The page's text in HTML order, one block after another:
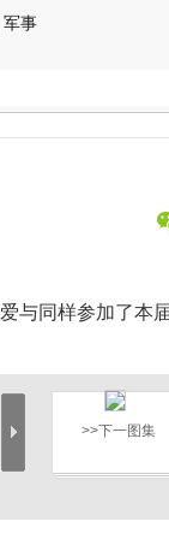
军事
与同样参加了本
>>下一图集